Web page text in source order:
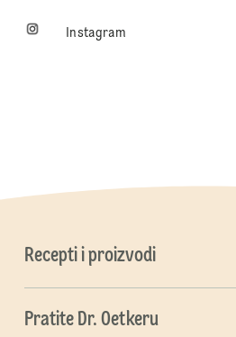
Instagram
Recepti i proizvodi
Pratite Dr. Oetkeru